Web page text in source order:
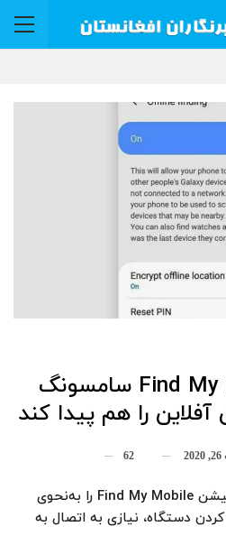
اپلیکیشن Find My Mobile سامسونگ
را هم پیدا کند
62
سامسونگ قابلیت‌های اپلیکیشن Find My Mobile را به‌نحوی
دستگاه، نیازی به اتصال به